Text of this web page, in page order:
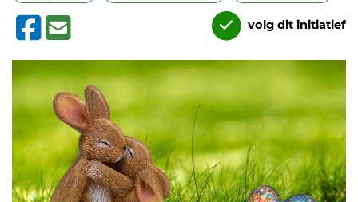
volg dit initiatief